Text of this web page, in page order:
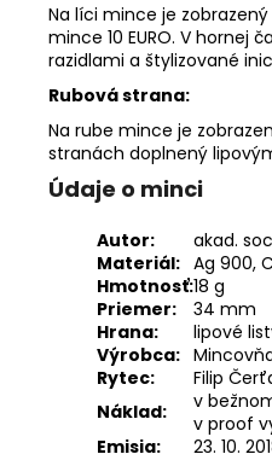
Na líci mince je
mince 10 EURO. V hornej
razidlami a štylizované
Rubová strana:
Na rube mince je
stranách doplnený lipovými
Údaje o minci
Autor:
akad.
Materiál: Ag 900,
Hmotnosť:18 g
Priemer:
34 mm
Hrana:
lipové
Výrobca:
Rytec:
Filip
Náklad:
v
v proof
Emisia:
23. 10.